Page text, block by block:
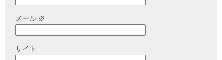
メール ※
サイト